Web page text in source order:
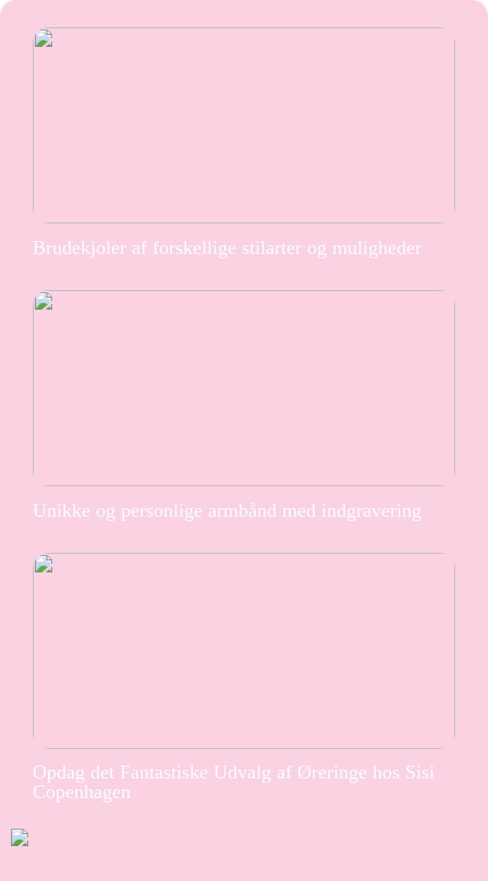
Brudekjoler af forskellige stilarter og muligheder
Unikke og personlige armbånd med indgravering
Opdag det Fantastiske Udvalg af Øreringe hos Sisi
Copenhagen